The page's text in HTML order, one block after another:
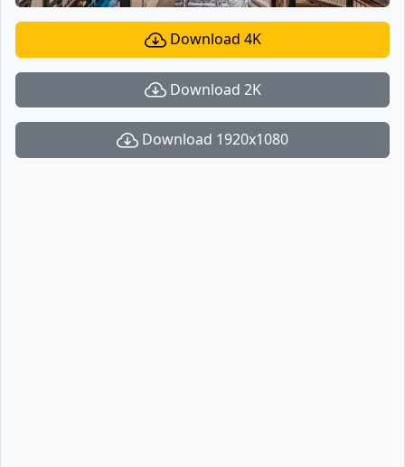
Download 4K
Download 2K
Download 1920x1080